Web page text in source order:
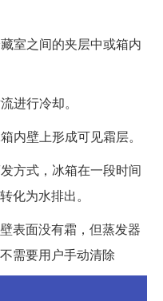
室之间的夹层中或箱内
进行冷却。
内壁上形成可见霜层。
方式，冰箱在一段时间
化为水排出。
表面没有霜，但蒸发器
需要用户手动清除